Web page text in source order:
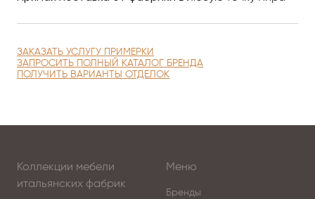
ЗАКАЗАТЬ УСЛУГУ ПРИМЕРКИ
ЗАПРОСИТЬ ПОЛНЫЙ КАТАЛОГ БРЕНДА
ПОЛУЧИТЬ ВАРИАНТЫ ОТДЕЛОК
Коллекции мебели
итальянских фабрик
Меню
Бренды